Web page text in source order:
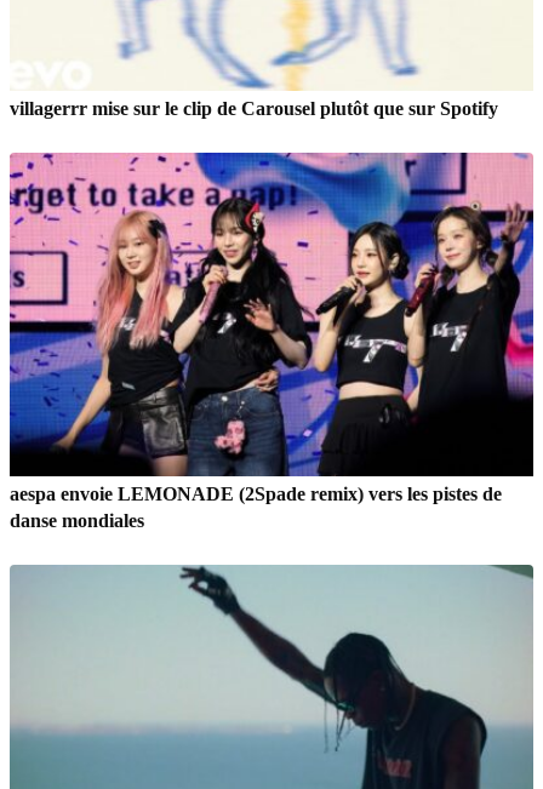
villagerrr mise sur le clip de Carousel plutôt que sur Spotify
aespa envoie LEMONADE (2Spade remix) vers les pistes de
danse mondiales